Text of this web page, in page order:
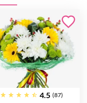
4.5 (87)